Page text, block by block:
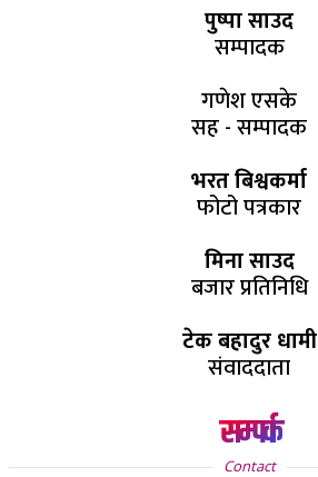
पुष्पा साउद
सम्पादक
गणेश एसके
सह - सम्पादक
भरत बिश्वकर्मा
फोटो पत्रकार
मिना साउद
बजार प्रतिनिधि
टेक बहादुर धामी
संवाददाता
सम्पर्क
Contact